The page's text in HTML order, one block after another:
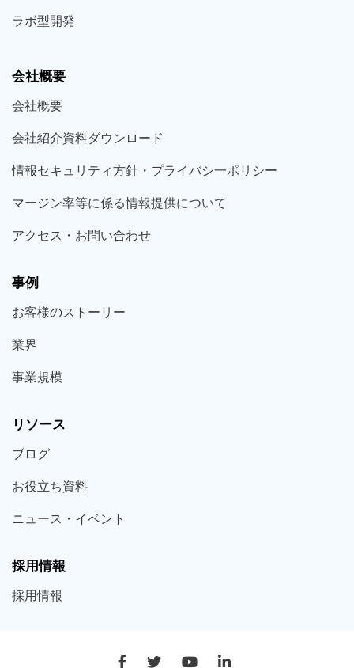
ラボ型開発
会社概要
会社概要
会社紹介資料ダウンロード
情報セキュリティ方針・プライバシ一ポリシー
マージン率等に係る情報提供について
アクセス・お問い合わせ
事例
お客様のストーリー
業界
事業規模
リソース
ブログ
お役立ち資料
ニュース・ イベント
採用情報
採用情報